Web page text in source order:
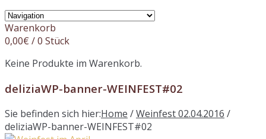
Warenkorb
0,00€ / 0 Stück
Keine Produkte im Warenkorb.
deliziaWP-banner-WEINFEST#02
Sie befinden sich hier:Home /Weinfest 02.04.2016 /
deliziaWP-banner-WEINFEST#02